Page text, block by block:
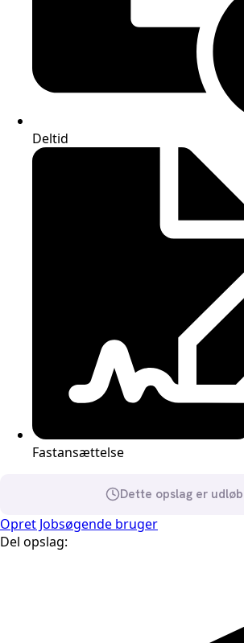
Deltid
Fastansættelse
Dette opslag er
Opret Jobsøgende bruger
Del opslag: